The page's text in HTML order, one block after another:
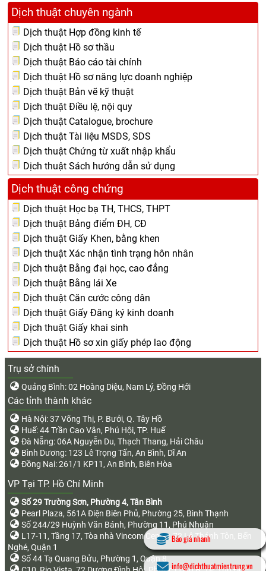
Dịch thuật chuyên ngành
Dịch thuật Hợp đồng kinh tế
Dịch thuật Hồ sơ thầu
Dịch thuật Báo cáo tài chính
Dịch thuật Hồ sơ năng lực doanh nghiệp
Dịch thuật Bản vẽ kỹ thuật
Dịch thuật Điều lệ, nội quy
Dịch thuật Catalogue, brochure
Dịch thuật Tài liệu MSDS, SDS
Dịch thuật Chứng từ xuất nhập khẩu
Dịch thuật Sách hướng dẫn sử dụng
Dịch thuật công chứng
Dịch thuật Học bạ TH, THCS, THPT
Dịch thuật Bảng điểm ĐH, CĐ
Dịch thuật Giấy Khen, bằng khen
Dịch thuật Xác nhận tình trạng hôn nhân
Dịch thuật Bằng đại học, cao đẳng
Dịch thuật Bằng lái Xe
Dịch thuật Căn cước công dân
Dịch thuật Giấy Đăng ký kinh doanh
Dịch thuật Giấy khai sinh
Dịch thuật Hồ sơ xin giấy phép lao động
Trụ sở chính
Quảng Bình: 02 Hoàng Diệu, Nam Lý, Đồng Hới
Các tỉnh thành khác
Hà Nội: 37 Võng Thị, P. Bưởi, Q. Tây Hồ
Huế: 44 Trần Cao Vân, Phú Hội, TP. Huế
Đà Nẵng: 06A Nguyễn Du, Thạch Thang, Hải Châu
Bình Dương: 123 Lê Trọng Tấn, An Bình, Dĩ An
Đồng Nai: 261/1 KP11, An Bình, Biên Hòa
VP Tại TP. Hồ Chí Minh
Số 29 Trường Sơn, Phường 4, Tân Bình
Pearl Plaza, 561A Điện Biên Phủ, Phường 25, Bình Thạnh
Số 244/29 Huỳnh Văn Bánh, Phường 11, Phú Nhuận
L17-11, Tầng 17, Tòa nhà Vincom Center, 72 Lê Thánh Tôn, Bến
Nghé, Quận 1
Số 44 Tạ Quang Bửu, Phường 1, Quận 8
Báo giá nhanh
info@dichthuatmientrung.vn